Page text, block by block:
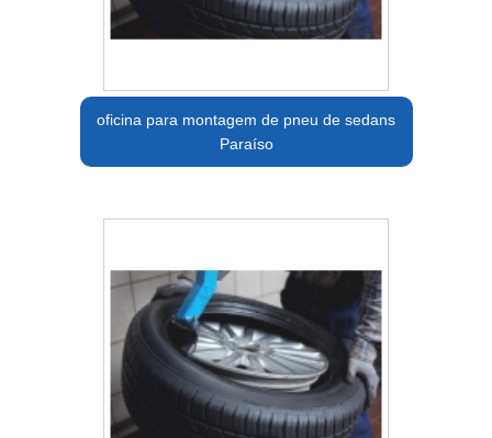
oficina para montagem de pneu de sedans
Paraíso